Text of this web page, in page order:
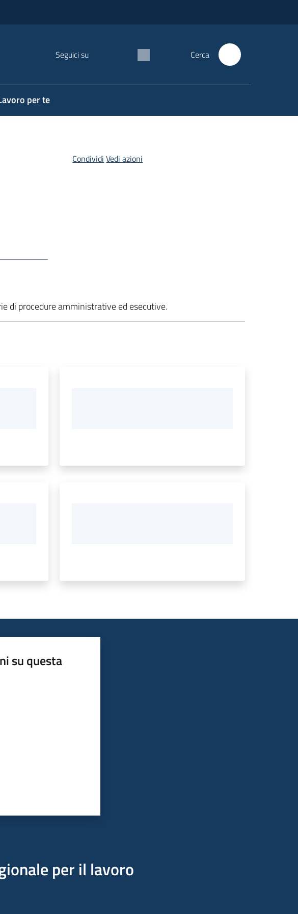
Seguici su Cerca
per te
Condividi Vedi azioni
di procedure amministrative ed esecutive.
su questa
per il lavoro